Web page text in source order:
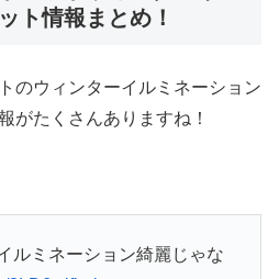
ト情報まとめ！
のウィンターイルミネーション
がたくさんありますね！
ルミネーション綺麗じゃな